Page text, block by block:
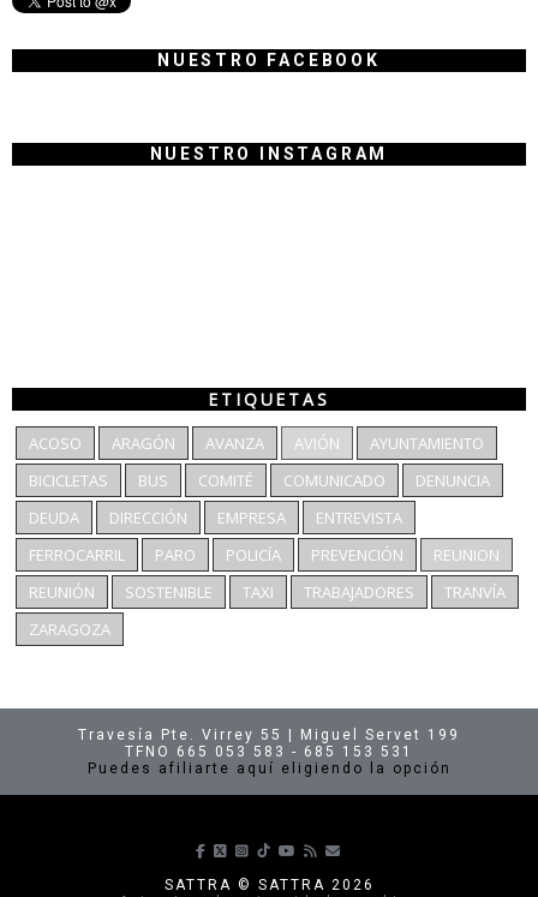
NUESTRO FACEBOOK
NUESTRO INSTAGRAM
ETIQUETAS
ACOSO ARAGÓN AVANZA AVIÓN
AYUNTAMIENTO
BICICLETAS
BUS COMITÉ COMUNICADO
DENUNCIA
DEUDA
DIRECCIÓN EMPRESA
ENTREVISTA
FERROCARRIL
PARO POLICÍA PREVENCIÓN
REUNION
REUNIÓN
SOSTENIBLE TAXI TRABAJADORES
TRANVÍA
ZARAGOZA
Travesía Pte. Virrey 55 | Miguel Servet 199
TFNO 665 053 583 - 685 153 531
Puedes afiliarte aquí eligiendo la opción
Síguenos en Facebook
Síguenos en X
Síguenos en Instagram
Síguenos en TikTok
Síguenos en Youtube
Suscríbete a nuestras
SATTRA © SATTRA 2026